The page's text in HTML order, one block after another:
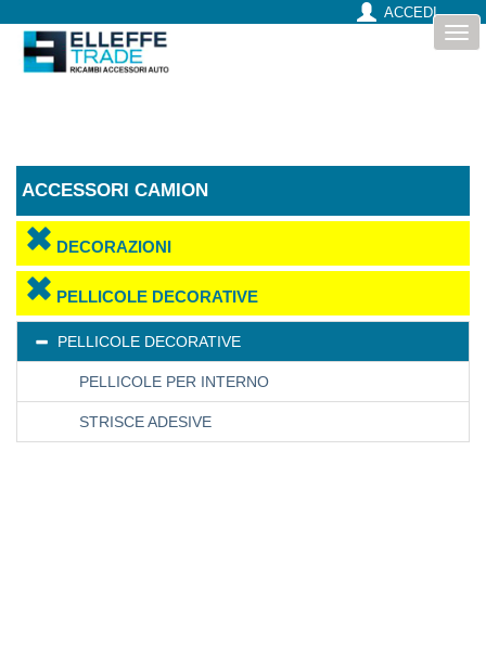
ACCEDI
ACCESSORI CAMION
DECORAZIONI
PELLICOLE DECORATIVE
PELLICOLE DECORATIVE
PELLICOLE PER INTERNO
STRISCE ADESIVE